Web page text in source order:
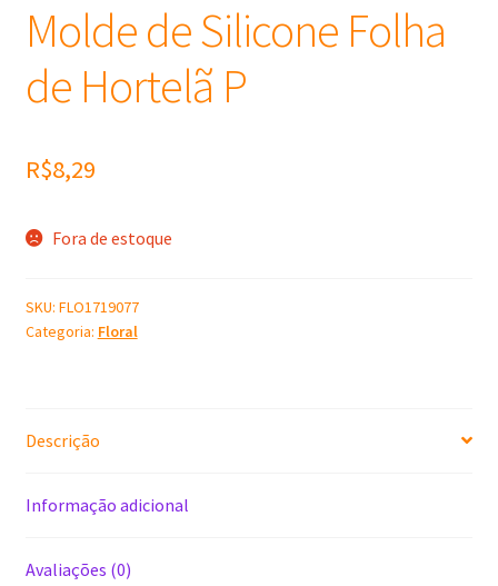
Molde de Silicone Folha
de Hortelã P
R$8,29
Fora de estoque
SKU: FLO1719077
Categoria: Floral
Descrição
Informação adicional
Avaliações (0)